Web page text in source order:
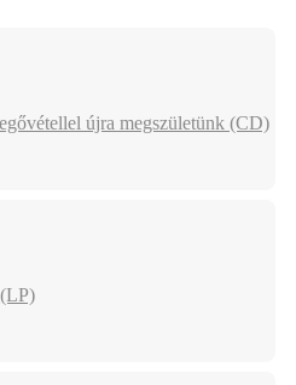
újra megszületünk (CD)